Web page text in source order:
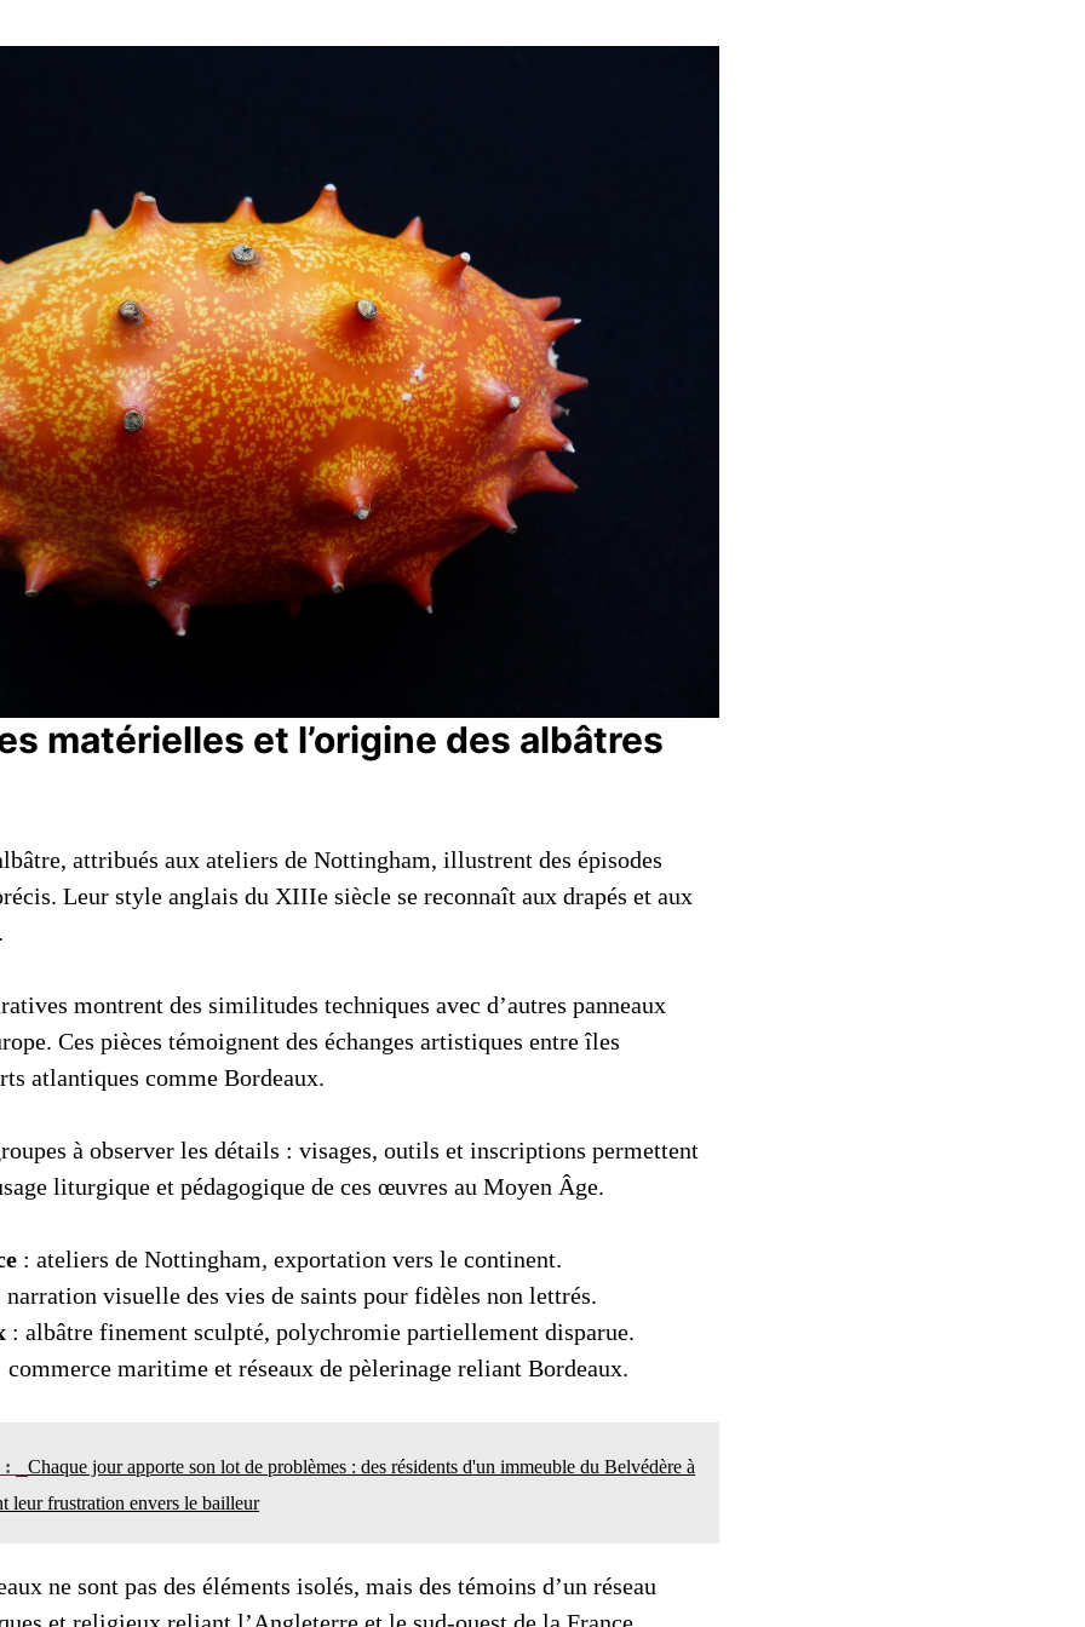
matérielles et l’origine des albâtres
attribués aux ateliers de Nottingham, illustrent des épisodes
Leur style anglais du XIIIe siècle se reconnaît aux drapés et aux
montrent des similitudes techniques avec d’autres panneaux
Ces pièces témoignent des échanges artistiques entre îles
atlantiques comme Bordeaux.
à observer les détails : visages, outils et inscriptions permettent
liturgique et pédagogique de ces œuvres au Moyen Âge.
: ateliers de Nottingham, exportation vers le continent.
visuelle des vies de saints pour fidèles non lettrés.
: albâtre finement sculpté, polychromie partiellement disparue.
maritime et réseaux de pèlerinage reliant Bordeaux.
:
Chaque jour apporte son lot de problèmes : des résidents d'un immeuble du Belvédère à
leur frustration envers le bailleur
ne sont pas des éléments isolés, mais des témoins d’un réseau